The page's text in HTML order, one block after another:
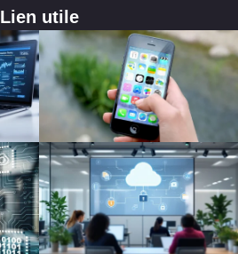
Lien utile